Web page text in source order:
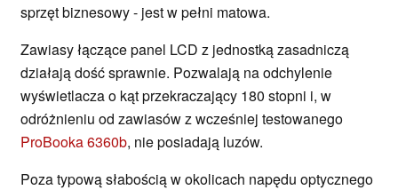
sprzęt biznesowy - jest w pełni matowa.
Zawiasy łączące panel LCD z jednostką zasadniczą
działają dość sprawnie. Pozwalają na odchylenie
wyświetlacza o kąt przekraczający 180 stopni i, w
odróżnieniu od zawiasów z wcześniej testowanego
ProBooka 6360b, nie posiadają luzów.
Poza typową słabością w okolicach napędu optycznego